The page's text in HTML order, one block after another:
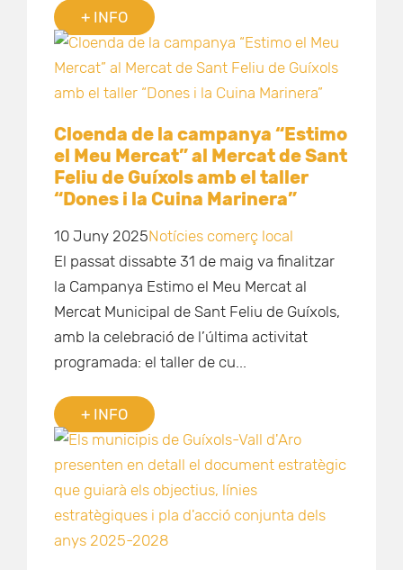
+ INFO
Cloenda de la campanya “Estimo
el Meu Mercat” al Mercat de Sant
Feliu de Guíxols amb el taller
“Dones i la Cuina Marinera”
10 Juny 2025Notícies comerç local
El passat dissabte 31 de maig va finalitzar
la Campanya Estimo el Meu Mercat al
Mercat Municipal de Sant Feliu de Guíxols,
amb la celebració de l’última activitat
programada: el taller de cu...
+ INFO